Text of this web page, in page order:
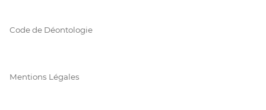
Code de Déontologie
Mentions Légales